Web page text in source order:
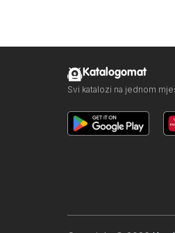
Katalogomat
Svi katalozi na jednom